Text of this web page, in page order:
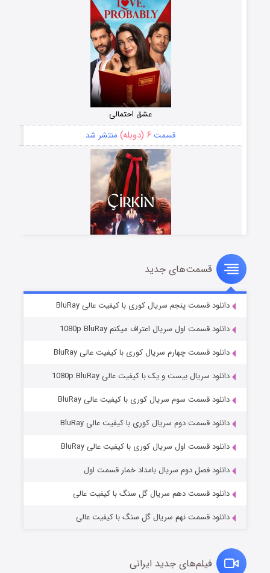
عشق احتمالی
قسمت ۶ (دوبله) منتشر شد
سریال زشت
قسمت۵ (زیرنویس) منتشر شد
وستی ها
قسمت۱ (زیرنویس) منتشر شد
قسمت‌های جدید
دانلود قسمت پنجم سریال کوری با کیفیت عالی BluRay
دانلود قسمت اول سریال اعتراف میکنم 1080p BluRay
دانلود قسمت چهارم سریال کوری با کیفیت عالی BluRay
دانلود سریال بیست و یک با کیفیت عالی 1080p BluRay
دانلود قسمت سوم سریال کوری با کیفیت عالی BluRay
دانلود قسمت دوم سریال کوری با کیفیت عالی BluRay
دانلود قسمت اول سریال کوری با کیفیت عالی BluRay
دانلود فصل دوم سریال بامداد خمار قسمت اول
دانلود قسمت دهم سریال گل سنگ با کیفیت عالی
دانلود قسمت نهم سریال گل سنگ با کیفیت عالی
فیلم‌های جدید ایرانی